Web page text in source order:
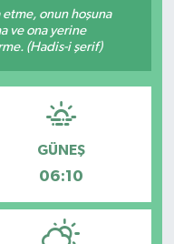
onun hoşuna
ve ona yerine
(Hadis-i şerif)
GÜNEŞ
06:10